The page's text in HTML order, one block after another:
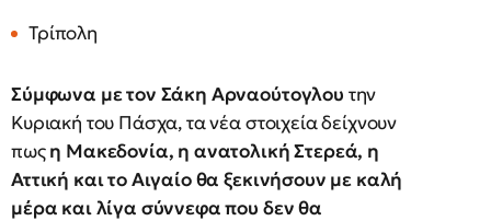
Τρίπολη
Σύμφωνα με τον Σάκη Αρναούτογλου την
Κυριακή του Πάσχα, τα νέα στοιχεία δείχνουν
πωςη Μακεδονία, η ανατολική Στερεά, η
Αττική και το Αιγαίο θα ξεκινήσουν με καλή
μέρα και λίγα σύννεφα που δεν θα